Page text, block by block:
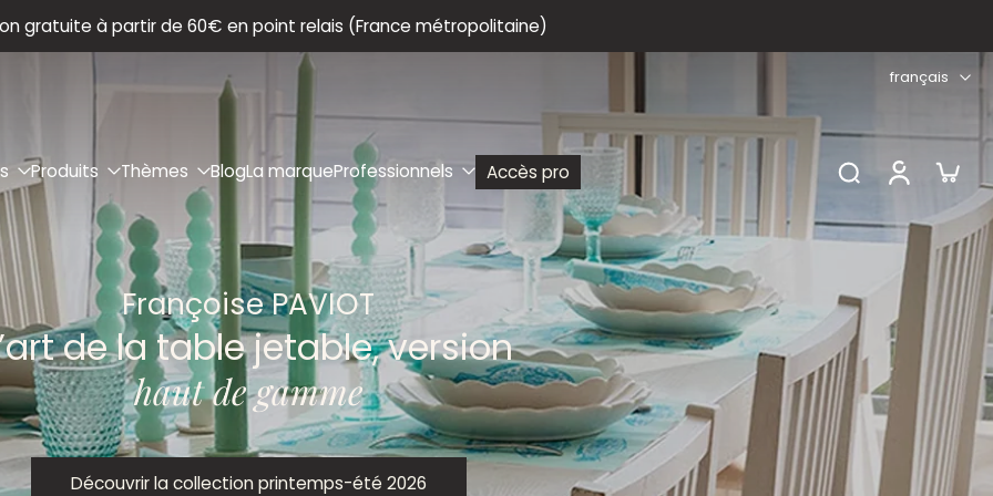
gratuite à partir de 60€ en point relais (France métropolitaine)
français
Produits Thèmes BlogLa marqueProfessionnels Accès pro
Françoise PAVIOT
de la table jetable, version
haut de gamme
Découvrir la collection printemps-été 2026
Découvrir la collection printemps-été 2026
Découvrir la collection printemps-été 2026